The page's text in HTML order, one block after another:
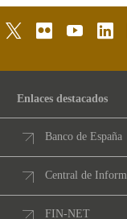
twitterflickr youtube
Enlaces destacados
Banco de España
Central de
FIN-NET